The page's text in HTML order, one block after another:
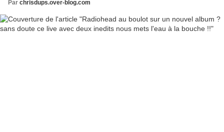
Par chrisdups.over-blog.com